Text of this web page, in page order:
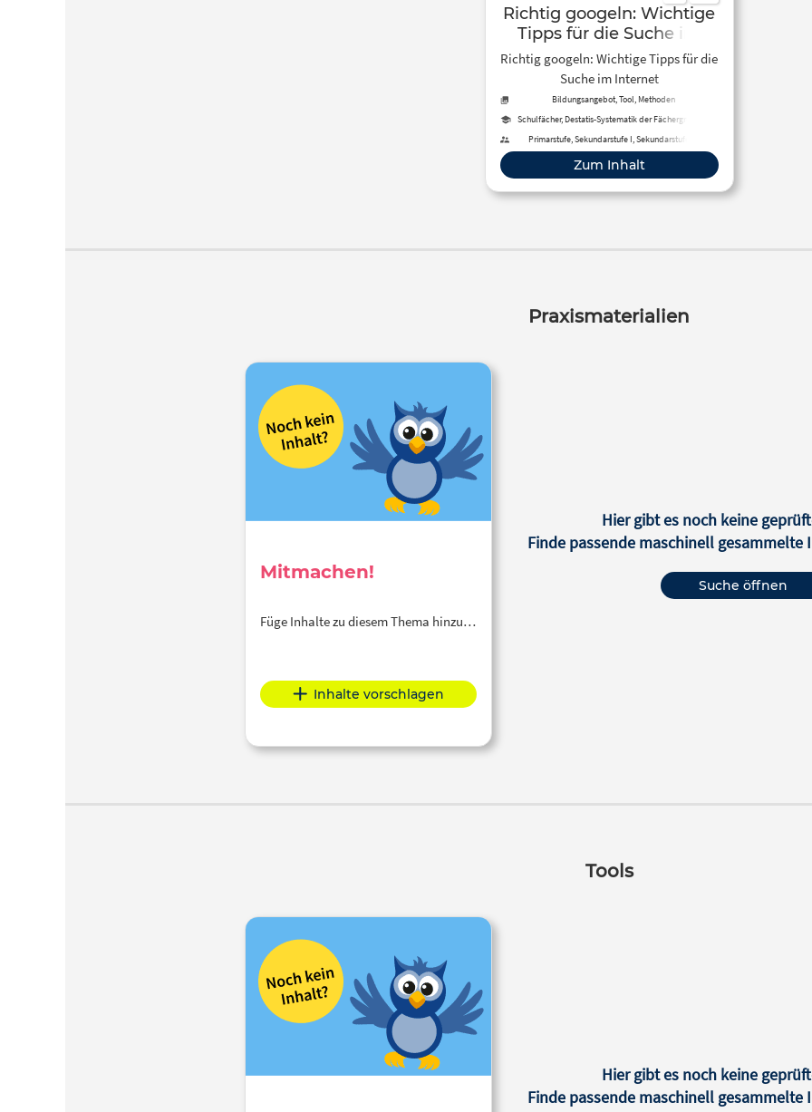
Richtig googeln: Wichtige
Tipps für die Suche im
Internet – dhz.net
Richtig googeln: Wichtige Tipps für die
Suche im Internet
Bildungsangebot, Tool, Methoden
Schulfächer, Destatis-Systematik der Fächergruppen,
Primarstufe, Sekundarstufe I, Sekundarstufe II,
Berufliche Bildung, Fortbildung, Erwachsenenbildung,
Schule
Zum Inhalt
Praxismaterialien
Mitmachen!
Füge Inhalte zu diesem Thema hinzu…
Inhalte vorschlagen
Hier gibt es noch keine
Finde passende maschinell gesammelte
Suche öffnen
Tools
Hier gibt es noch keine
Finde passende maschinell gesammelte